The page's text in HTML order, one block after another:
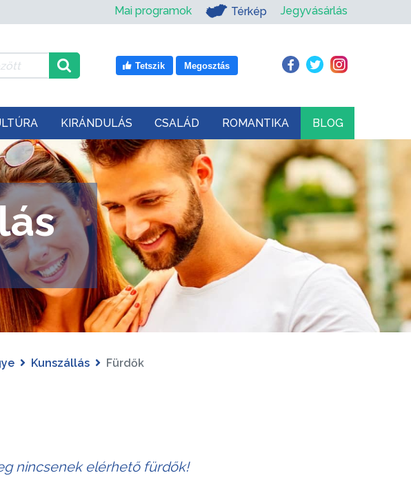
Mai programok Térkép Jegyvásárlás
Tetszik Megosztás
KIRÁNDULÁS CSALÁD ROMANTIKA BLOG
Kunszállás Fürdők
nincsenek elérhető fürdők!